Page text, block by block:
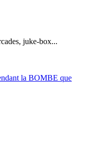
juke-box...
la BOMBE que